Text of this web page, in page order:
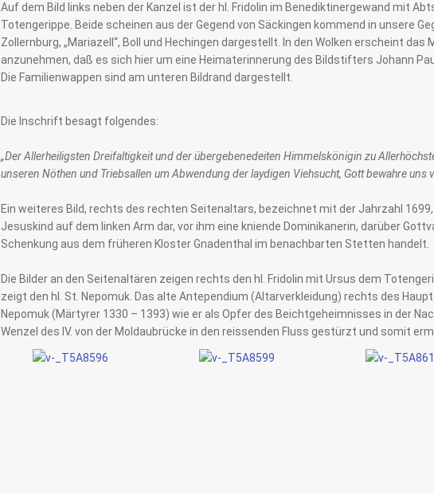
Auf dem Bild links neben der Kanzel ist der hl. Fridolin im Benediktinergewand mit
Totengerippe. Beide scheinen aus der Gegend von Säckingen kommend in unsere
Zollernburg, „Mariazell“, Boll und Hechingen dargestellt. In den Wolken erscheint
anzunehmen, daß es sich hier um eine Heimaterinnerung des Bildstifters Johann
Die Familienwappen sind am unteren Bildrand dargestellt.
Die Inschrift besagt folgendes:
„Der Allerheiligsten Dreifaltigkeit und der übergebenedeiten Himmelskönigin zu
unseren Nöthen und Triebsallen um Abwendung der laydigen Viehsucht, Gott bewahre
Ein weiteres Bild, rechts des rechten Seitenaltars, bezeichnet mit der Jahrzahl
Jesuskind auf dem linken Arm dar, vor ihm eine kniende Dominikanerin, darüber
Schenkung aus dem früheren Kloster Gnadenthal im benachbarten Stetten handelt.
Die Bilder an den Seitenaltären zeigen rechts den hl. Fridolin mit Ursus dem
zeigt den hl. St. Nepomuk. Das alte Antependium (Altarverkleidung) rechts des
Nepomuk (Märtyrer 1330 – 1393) wie er als Opfer des Beichtgeheimnisses in der
Wenzel des IV. von der Moldaubrücke in den reissenden Fluss gestürzt und somit